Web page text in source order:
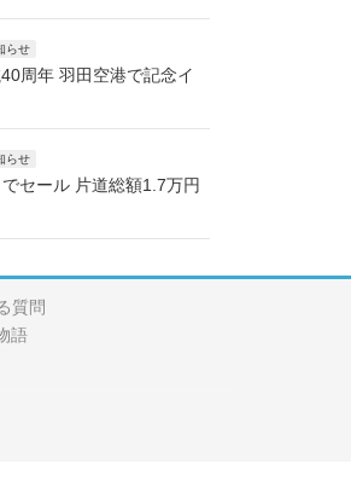
らせ
周年 羽田空港で記念イ
らせ
セール 片道総額1.7万円
質問
語